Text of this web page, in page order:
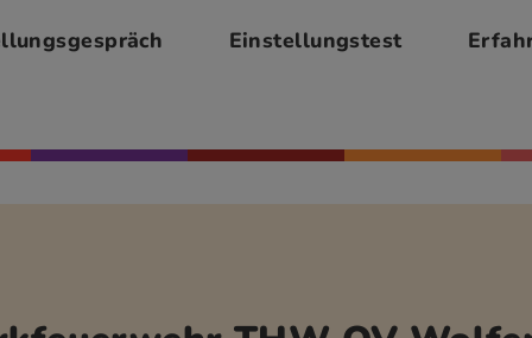
Einstellungstest